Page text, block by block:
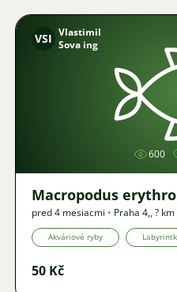
VSI Vlastimil
Sova ing
600
Macropodus
pred 4 mesiacmi • Praha 4,,? km
Akváriové ryby
50 Kč